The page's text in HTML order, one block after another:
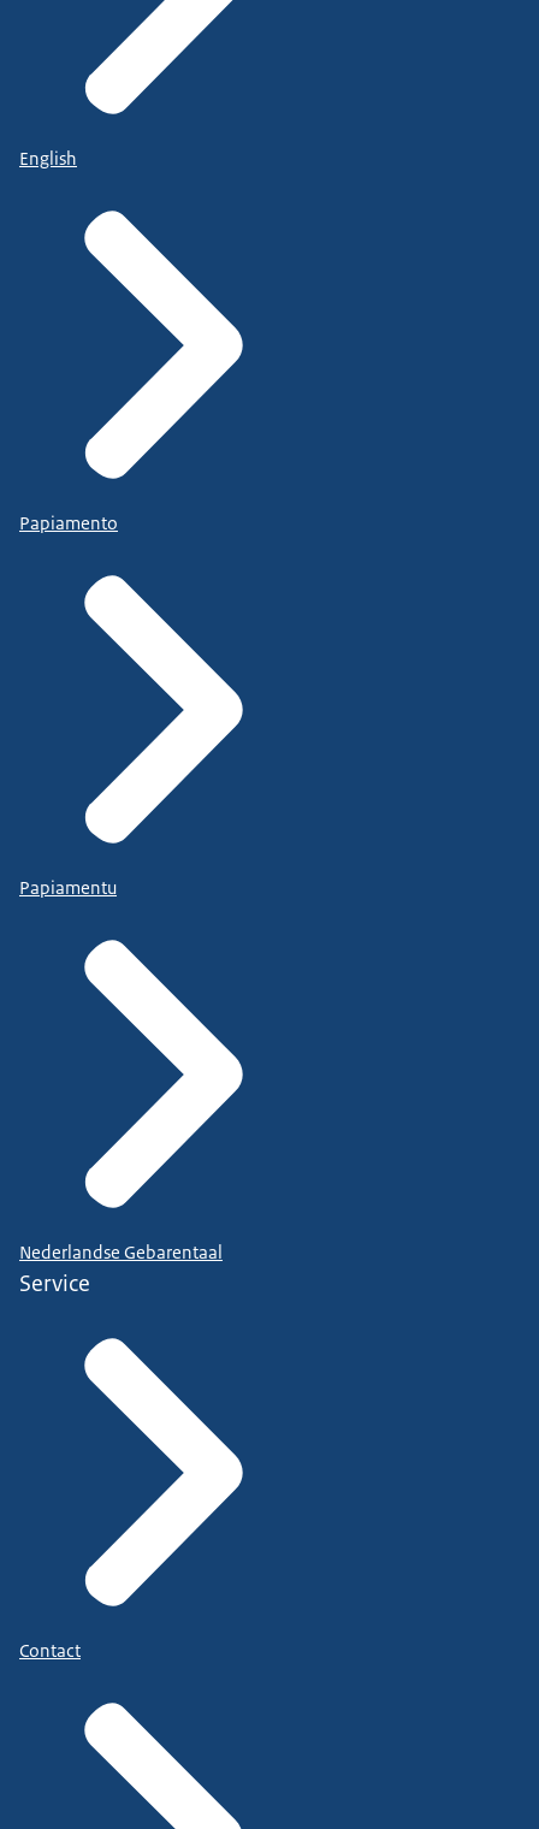
English
Papiamento
Papiamentu
Nederlandse Gebarentaal
Service
Contact